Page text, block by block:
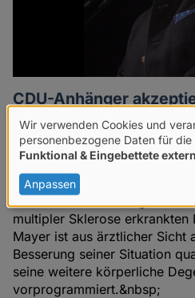
CDU-Anhänger
Leid
Am 9. Dezember 2019
Dokumentation "Sterbehilfe –
Patienten verzweifeln" aus.
anderem die
multipler Sklerose erkrankten
Mayer ist aus ärztlicher Sicht
Besserung seiner Situation
seine weitere körperliche
vorprogrammiert.&nbsp;
Verwendung
von
personenbezogenen
Daten
und
Cookies
Wir verwenden Cookies und
personenbezogene Daten für
Funktional & Eingebettete
Anpassen